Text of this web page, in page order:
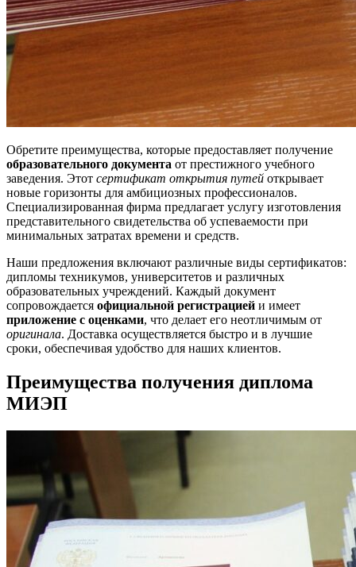
Обретите преимущества, которые предоставляет получение
образовательного документа от престижного учебного
заведения. Этот сертификат открытия путей открывает
новые горизонты для амбициозных профессионалов.
Специализированная фирма предлагает услугу изготовления
представительного свидетельства об успеваемости при
минимальных затратах времени и средств.
Наши предложения включают различные виды сертификатов:
дипломы техникумов, университетов и различных
образовательных учреждений. Каждый документ
сопровождается официальной регистрацией и имеет
приложение с оценками, что делает его неотличимым от
оригинала. Доставка осуществляется быстро и в лучшие
сроки, обеспечивая удобство для наших клиентов.
Преимущества получения диплома
МИЭП